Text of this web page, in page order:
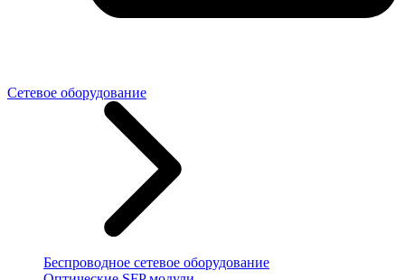
Сетевое оборудование
Беспроводное сетевое оборудование